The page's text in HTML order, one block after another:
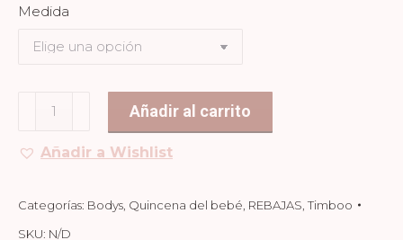
16,95€.6,78€.
Medida
Body
Corta
Rose
cantidad
Añadir al carrito
Añadir a Wishlist
Categorías: Bodys Quincena del bebé REBAJAS Timboo
SKU: N/D